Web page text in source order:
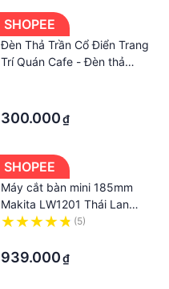
SHOPEE
Đèn Thả Trần Cổ Điển Trang
Trí Quán Cafe - Đèn thả
300.000₫
SHOPEE
Máy cắt bàn mini 185mm
Makita LW1201 Thái Lan
hàng loại 1, mẫu tiêu chuẩn,
(5)
939.000₫